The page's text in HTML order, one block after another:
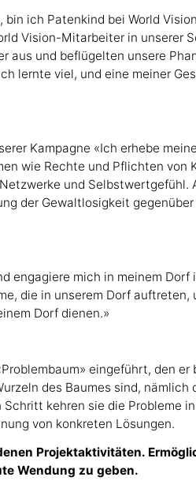
ich Patenkind bei World
Vision-Mitarbeiter in unserer
aus und beflügelten unsere
lernte viel, und eine meiner
Kampagne «Ich erhebe
wie Rechte und Pflichten von
und Selbstwertgefühl.
der Gewaltlosigkeit
engagiere mich in meinem Dorf
die in unserem Dorf
Dorf dienen.»
eingeführt, den
des Baumes sind,
kehren sie die Probleme
von konkreten Lösungen.
Projektaktivitäten.
Wendung zu geben.